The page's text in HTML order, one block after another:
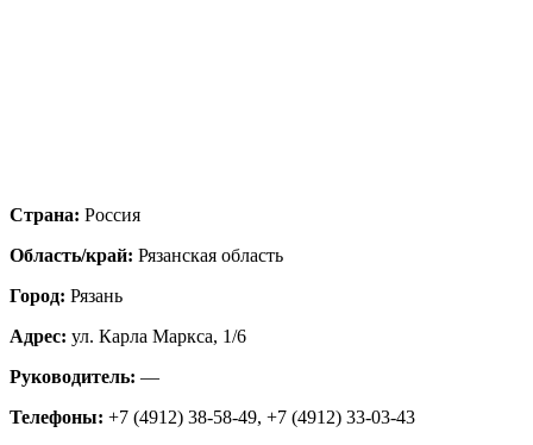
Страна: Россия
Область/край: Рязанская область
Город: Рязань
Адрес: ул. Карла Маркса, 1/6
Руководитель: —
Телефоны: +7 (4912) 38-58-49, +7 (4912) 33-03-43